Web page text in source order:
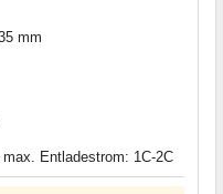
mm
Entladestrom: 1C-2C